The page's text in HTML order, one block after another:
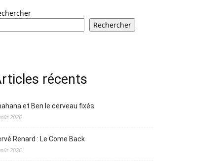
Rechercher
récents
et Ben le cerveau fixés
2026
Renard : Le Come Back
2026